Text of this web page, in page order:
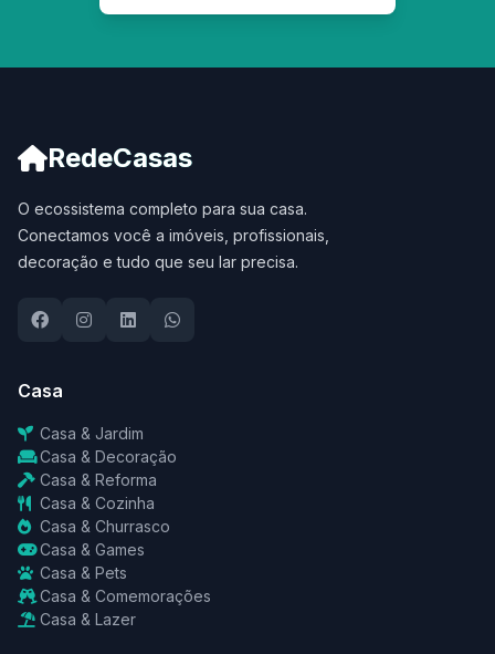
RedeCasas
O ecossistema completo para sua casa.
Conectamos você a imóveis, profissionais,
decoração e tudo que seu lar precisa.
Casa
Casa & Jardim
Casa & Decoração
Casa & Reforma
Casa & Cozinha
Casa & Churrasco
Casa & Games
Casa & Pets
Casa & Comemorações
Casa & Lazer